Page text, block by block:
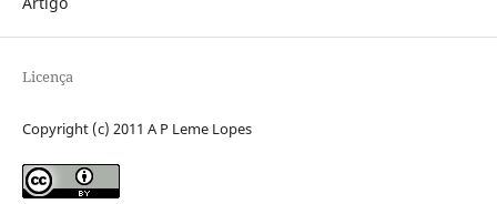
Licença
Copyright (c) 2011 A P Leme Lopes